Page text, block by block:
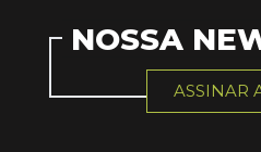
NOSSA
ASSINAR